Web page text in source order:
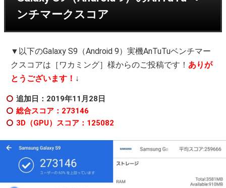
ンチマークスコア
▼以下のGalaxy S9（Android 9）実機AnTuTuベンチマー
クスコアは［ワカミング］様からのご投稿です！ ありが
とうございます！ ↓
追加日：2019年11月28日
総合スコア：273146
3D（GPU）スコア：125082